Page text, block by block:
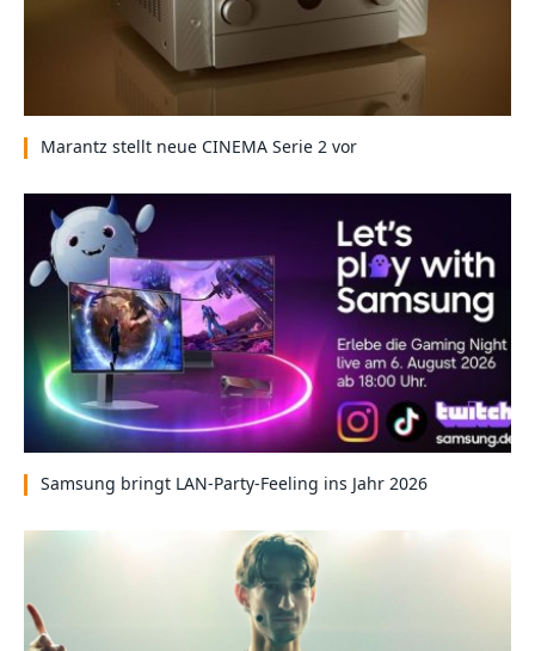
Marantz stellt neue CINEMA Serie 2 vor
Samsung bringt LAN-Party-Feeling ins Jahr 2026